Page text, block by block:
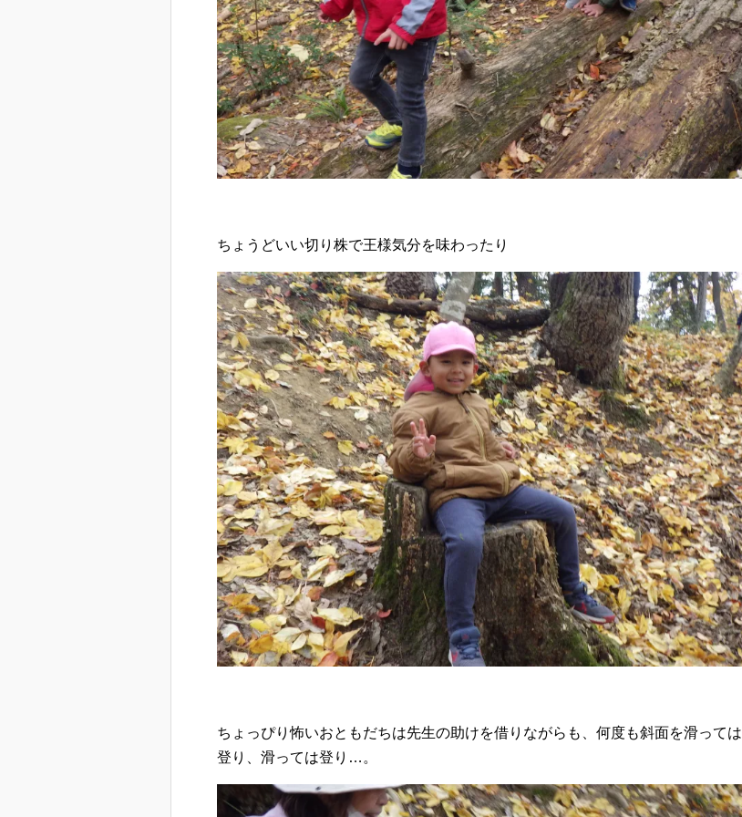
ちょうどいい切り株で王様気分を味わったり
ちょっぴり怖いおともだちは先生の助けを借りながらも、何度も斜面を滑っては
登り、滑っては登り…。